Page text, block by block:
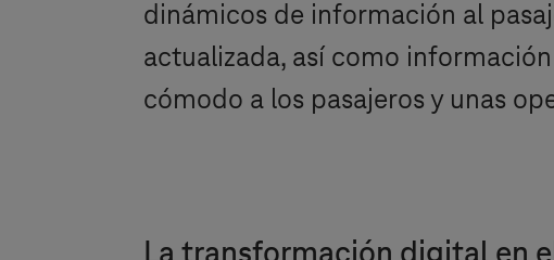
dinámicos de información al
actualizada, así como
cómodo a los pasajeros y unas